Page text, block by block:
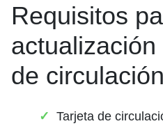
Requisitos
de
Tarjeta de